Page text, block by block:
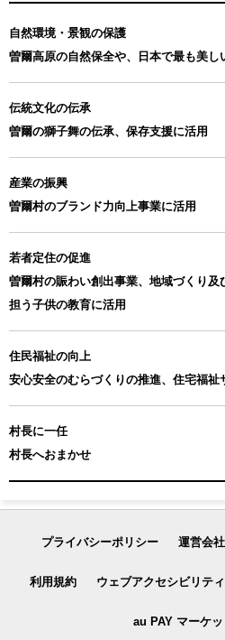
自然環境・景観の保護
曽爾高原の自然保全や、日本で最も美し
伝統文化の伝承
曽爾の獅子舞の伝承、保存支援に活用
産業の振興
曽爾村のブランド力向上事業に活用
若者定住の促進
曽爾村の賑わい創出事業、地域づくり
担う子供の教育に活用
住民福祉の向上
安心安全のむらづくりの推進、住宅福祉
村長に一任
村長へおまかせ
プライバシーポリシー 運営会社
利用規約 ウェブアクセシビリテ
au PAY マーケ